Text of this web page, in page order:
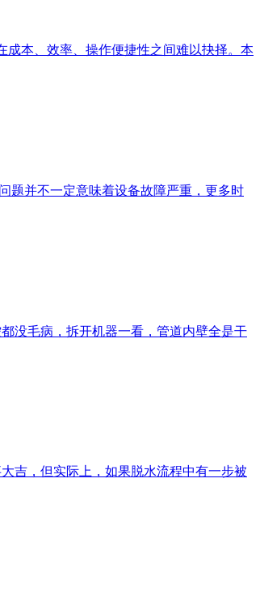
成本、效率、操作便捷性之间难以抉择。本
题并不一定意味着设备故障严重，更多时
没毛病，拆开机器一看，管道内壁全是干
吉，但实际上，如果脱水流程中有一步被